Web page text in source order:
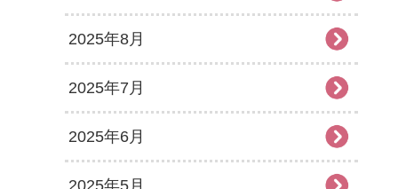
2025年8月
2025年7月
2025年6月
2025年5月